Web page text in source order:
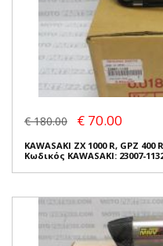
€ 180.00 € 70.00
KAWASAKI ZX 1000 R, GPZ
Κωδικός KAWASAKI: 23007-